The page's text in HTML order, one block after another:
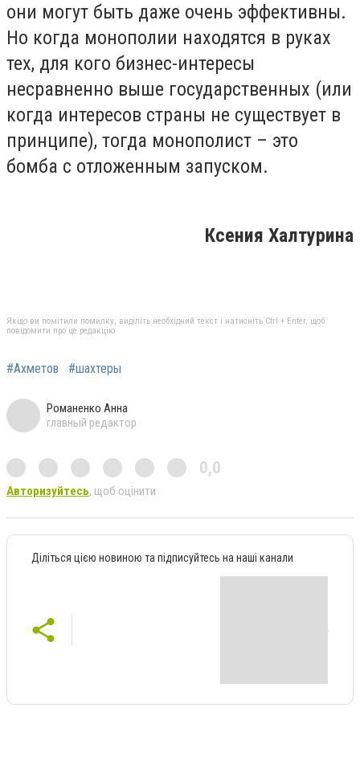
они могут быть даже очень эффективны.
Но когда монополии находятся в руках
тех, для кого бизнес-интересы
несравненно выше государственных (или
когда интересов страны не существует в
принципе), тогда монополист – это
бомба с отложенным запуском.
Ксения Халтурина
Якщо ви помітили помилку, виділіть необхідний текст і натисніть Ctrl + Enter, щоб
повідомити про це редакцію
#Ахметов #шахтеры
Романенко Анна
главный редактор
0,0
Авторизуйтесь, щоб оцінити
Діліться цією новиною та підписуйтесь на наші канали